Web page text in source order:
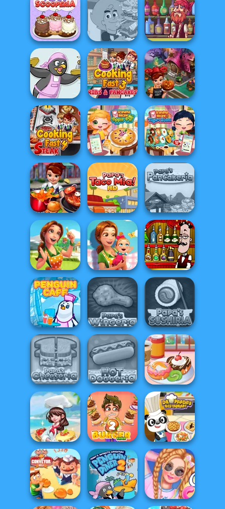
Max Mixed
Cuisine
The Waitress FNAF Bartender
Papa's
Scooperia
Sandwich
Champion
Pirate Bartender
Captain's Gro...
Penguin Diner
Cooking Fast 3:
Ribs and Panca...
Cooking Fast
Halloween
Cooking Fast 4
Steak
Grandma Recipe
Apple Pie
Grandma Recipe
Nigiri Sushi
Cooking Fast Papa's Taco Mia
Papa's
Pancakeria
Delicious -
Emily's Home
Sweet...
Delicious -
Emily's New
Beginn...
Bartender The
Right Mix
Penguin Cafe Papa's Wingeria Papa's Sushiria
Papa's Cheeseria
Papa's Hot
Doggeria
Yummy Donut
Factory
Dream Chefs Super Burger 2
Dr Panda
Restaurant